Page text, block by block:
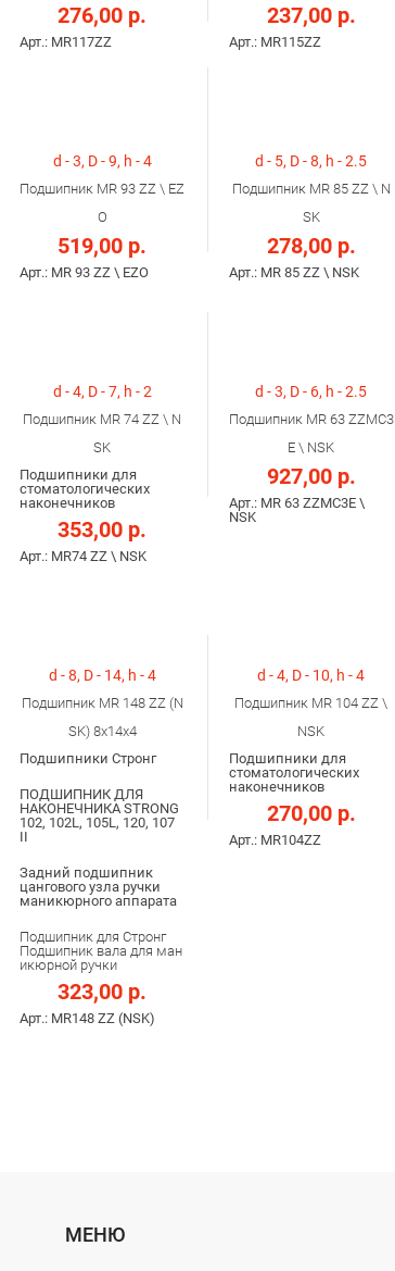
276,00 р.
Арт.: MR117ZZ
237,00 р.
Арт.: MR115ZZ
d - 3, D - 9, h - 4
Подшипник MR 93 ZZ \ EZ
O
519,00 р.
Арт.: MR 93 ZZ \ EZO
d - 5, D - 8, h - 2.5
Подшипник MR 85 ZZ \ N
SK
278,00 р.
Арт.: MR 85 ZZ \ NSK
d - 4, D - 7, h - 2
Подшипник MR 74 ZZ \ N
SK
Подшипники для
стоматологических
наконечников
353,00 р.
Арт.: MR74 ZZ \ NSK
d - 3, D - 6, h - 2.5
Подшипник MR 63 ZZMC3
E \ NSK
927,00 р.
Арт.: MR 63 ZZMC3E \
NSK
d - 8, D - 14, h - 4
Подшипник MR 148 ZZ (N
SK) 8x14x4
Подшипники Стронг
ПОДШИПНИК ДЛЯ
НАКОНЕЧНИКА STRONG
102, 102L, 105L, 120, 107
II
Задний подшипник
цангового узла ручки
маникюрного аппарата
Подшипник для Стронг
Подшипник вала для ман
икюрной ручки
323,00 р.
Арт.: MR148 ZZ (NSK)
d - 4, D - 10, h - 4
Подшипник MR 104 ZZ \
NSK
Подшипники для
стоматологических
наконечников
270,00 р.
Арт.: MR104ZZ
МЕНЮ